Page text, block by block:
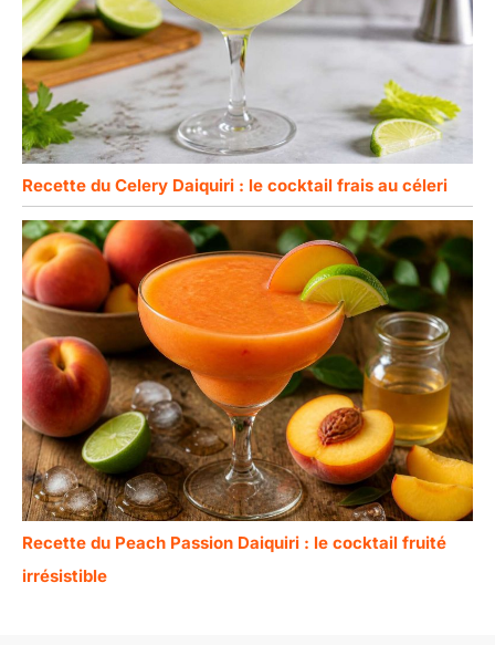
Recette du Celery Daiquiri : le cocktail frais au céleri
Recette du Peach Passion Daiquiri : le cocktail fruité
irrésistible